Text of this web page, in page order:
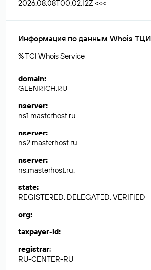
2026.08.08T00:02:12Z <<<
Информация по данным Whois ТЦИ
% TCI Whois Service
domain:
GLENRICH.RU
nserver:
ns1.masterhost.ru.
nserver:
ns2.masterhost.ru.
nserver:
ns.masterhost.ru.
state:
REGISTERED, DELEGATED, VERIFIED
org:
taxpayer-id:
registrar:
RU-CENTER-RU